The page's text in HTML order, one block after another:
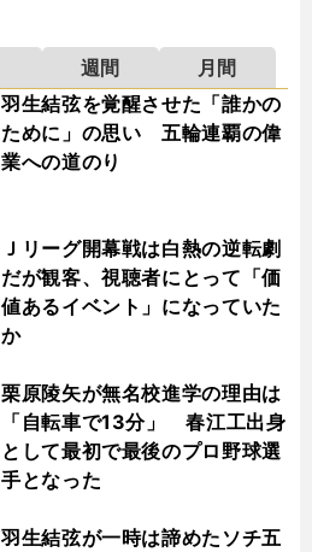
週間
月間
羽生結弦を覚醒させた「誰かの
ために」の思い 五輪連覇の偉
業への道のり
Ｊリーグ開幕戦は白熱の逆転劇
だが観客、視聴者にとって「価
値あるイベント」になっていた
か
栗原陵矢が無名校進学の理由は
「自転車で13分」 春江工出身
として最初で最後のプロ野球選
手となった
羽生結弦が一時は諦めたソチ五